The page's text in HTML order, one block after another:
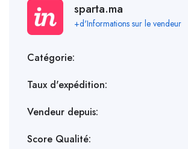
sparta.ma
+d'Informations sur le vendeur
Catégorie:
Taux d'expédition:
Vendeur depuis:
Score Qualité: